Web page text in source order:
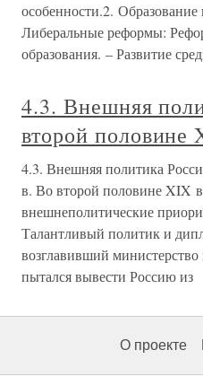
особенности.2.
Либеральные реформы:
образования. – Развитие
4.3. Внешняя
второй половине
4.3. Внешняя политика
в. Во второй половине XIX
внешнеполитические
Талантливый политик и
возглавивший
пытался вывести Россию из
О проекте